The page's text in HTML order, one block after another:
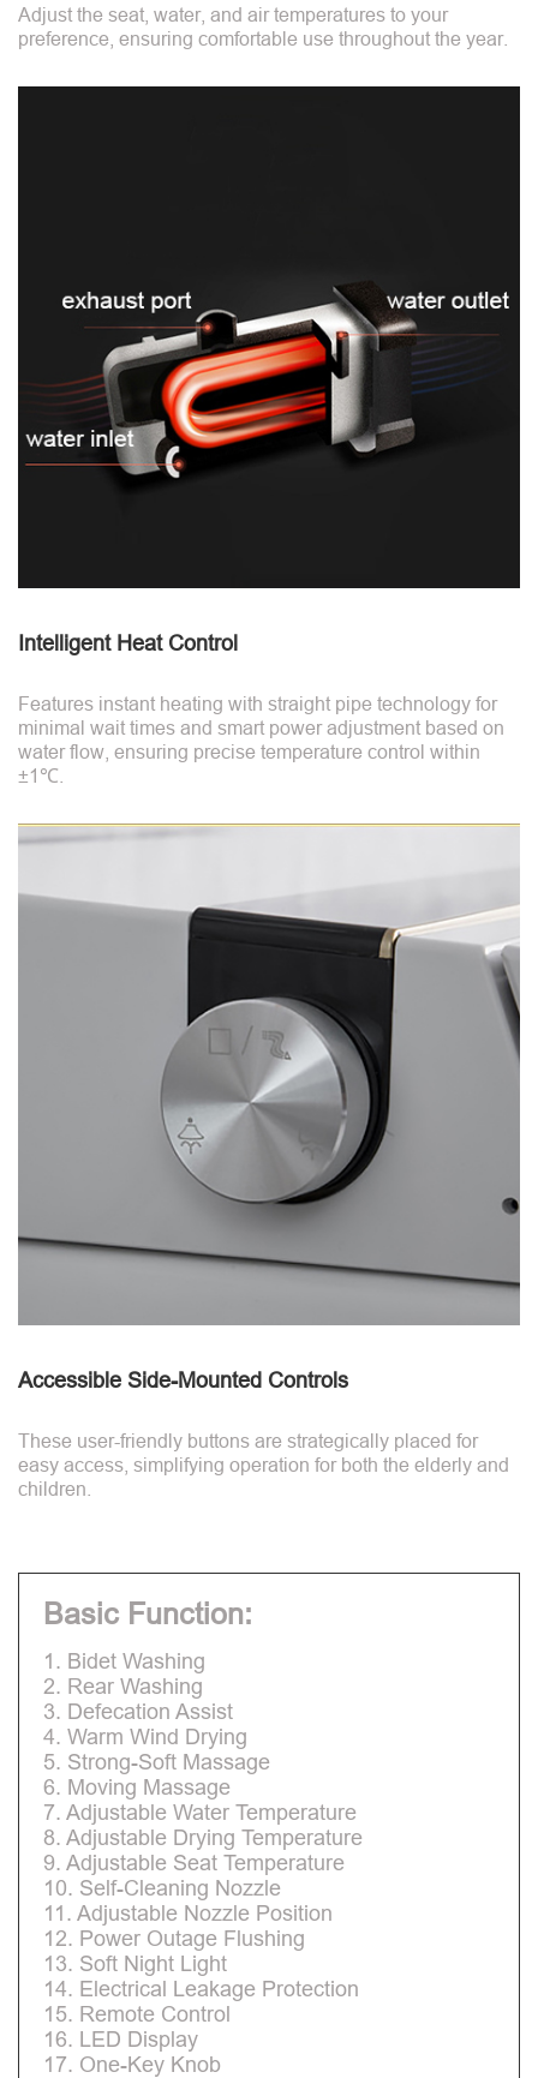
Adjust the seat, water, and air temperatures to your
preference, ensuring comfortable use throughout the year.
Intelligent Heat Control
Features instant heating with straight pipe technology for
minimal wait times and smart power adjustment based on
water flow, ensuring precise temperature control within
±1℃.
Accessible Side-Mounted Controls
These user-friendly buttons are strategically placed for
easy access, simplifying operation for both the elderly and
children.
Basic Function:
1. Bidet Washing
2. Rear Washing
3. Defecation Assist
4. Warm Wind Drying
5. Strong-Soft Massage
6. Moving Massage
7. Adjustable Water Temperature
8. Adjustable Drying Temperature
9. Adjustable Seat Temperature
10. Self-Cleaning Nozzle
11. Adjustable Nozzle Position
12. Power Outage Flushing
13. Soft Night Light
14. Electrical Leakage Protection
15. Remote Control
16. LED Display
17. One-Key Knob